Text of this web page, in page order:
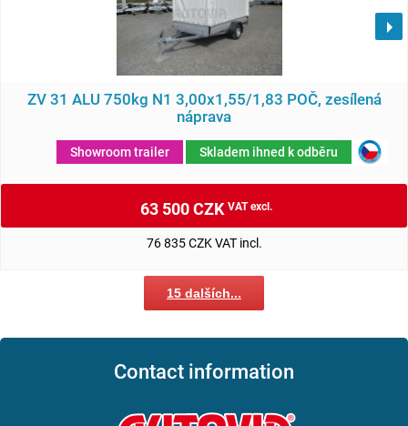
ZV 31 ALU 750kg N1 3,00x1,55/1,83 POČ, zesílená
náprava
Showroom trailer Skladem ihned k odběru
63 500 CZKVAT excl.
76 835 CZK VAT incl.
15 dalších...
Contact information